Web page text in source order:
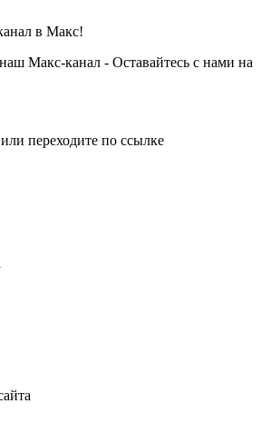
в Макс!
Макс-канал - Оставайтесь с нами на
переходите по ссылке